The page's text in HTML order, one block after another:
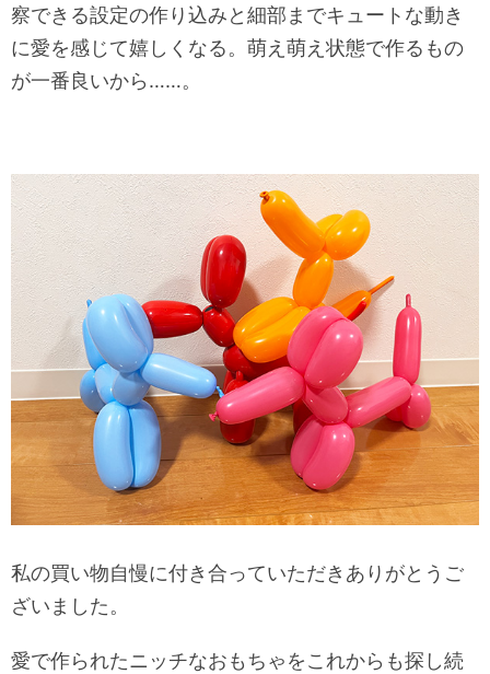
察できる設定の作り込みと細部までキュートな動き
に愛を感じて嬉しくなる。萌え萌え状態で作るもの
が一番良いから……。
私の買い物自慢に付き合っていただきありがとうご
ざいました。
愛で作られたニッチなおもちゃをこれからも探し続